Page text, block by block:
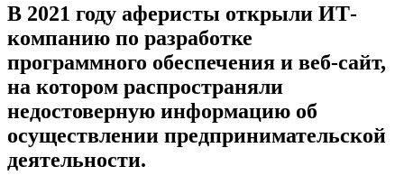
В 2021 году аферисты открыли ИТ-
компанию по разработке
программного обеспечения и веб-сайт,
на котором распространяли
недостоверную информацию об
осуществлении предпринимательской
деятельности.